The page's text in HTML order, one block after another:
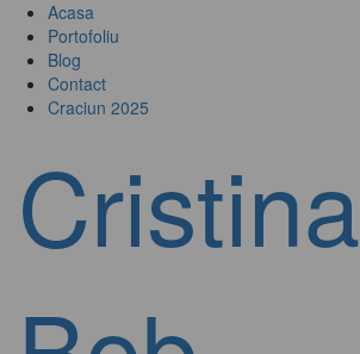
Acasa
Portofoliu
Blog
Contact
Craciun 2025
Cristina